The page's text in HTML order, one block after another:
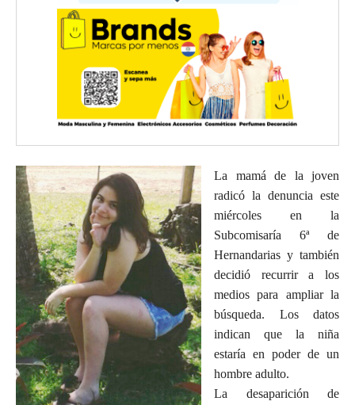
La mamá de la joven
radicó la denuncia este
miércoles en la
Subcomisaría 6ª de
Hernandarias y también
decidió recurrir a los
medios para ampliar la
búsqueda. Los datos
indican que la niña
estaría en poder de un
hombre adulto.
La desaparición de